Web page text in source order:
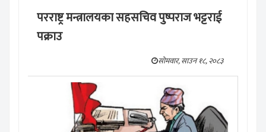
परराष्ट्र मन्त्रालयका सहसचिव पुष्पराज भट्टराई
पक्राउ
सोमवार, साउन १८, २०८३